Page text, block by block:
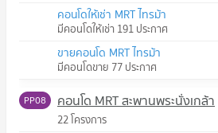
คอนโดให้เช่า MRT ไทรม้า
มีคอนโดให้เช่า 191 ประกาศ
ขายคอนโด MRT ไทรม้า
มีคอนโดขาย 77 ประกาศ
PP08 คอนโด MRT สะพานพระนั่งเกล้า
22 โครงการ